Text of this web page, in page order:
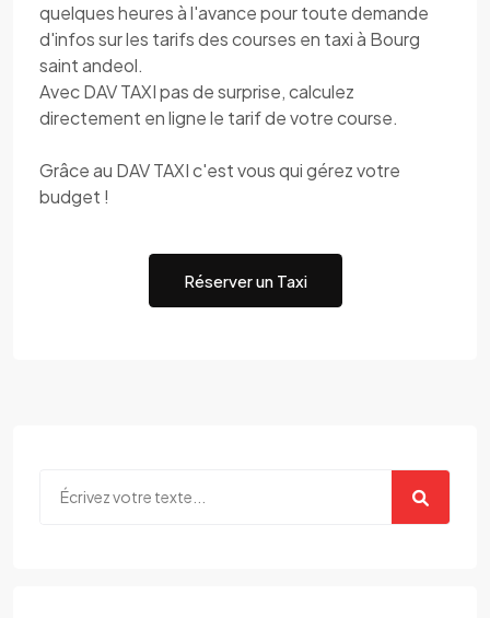
quelques heures à l'avance pour toute demande
d'infos sur les tarifs des courses en taxi à Bourg
saint andeol.
Avec DAV TAXI pas de surprise, calculez
directement en ligne le tarif de votre course.
Grâce au DAV TAXI c'est vous qui gérez votre
budget !
Réserver un Taxi